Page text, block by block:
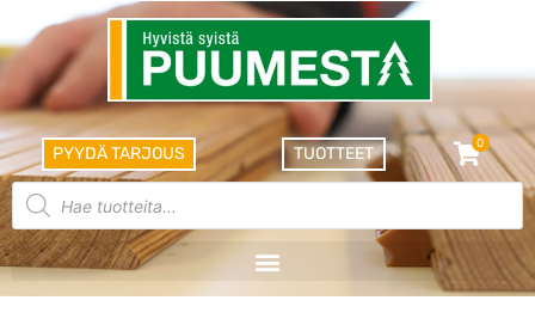
PYYDÄ TARJOUS TUOTTEET
0